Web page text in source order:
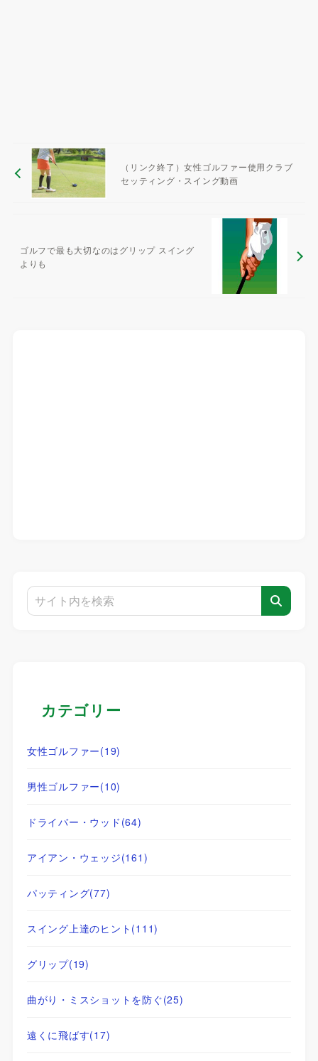
（リンク終了）女性ゴルファー使用クラブ
セッティング・スイング動画
ゴルフで最も大切なのはグリップ スイング
よりも
カテゴリー
女性ゴルファー(19)
男性ゴルファー(10)
ドライバー・ウッド (64)
アイアン・ウェッジ(161)
パッティング(77)
スイング上達のヒント (111)
グリップ(19)
曲がり・ミスショットを防ぐ(25)
遠くに飛ばす(17)